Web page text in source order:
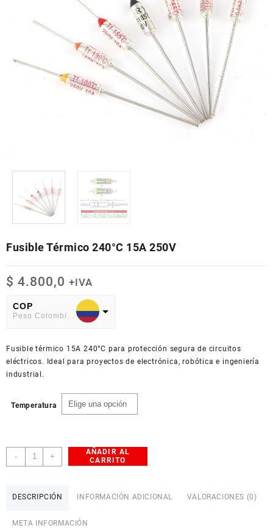
Fusible Térmico 240°C 15A 250V
$ 4.800,0 +IVA
COP
American Dollar
Fusible térmico 15A 240°C para protección segura de circuitos
eléctricos. Ideal para proyectos de electrónica, robótica e ingeniería
industrial.
Temperatura
-
Fusible
Térmico
+
AÑADIR AL
CARRITO
DESCRIPCIÓN INFORMACIÓN ADICIONAL VALORACIONES (0)
META INFORMACIÓN